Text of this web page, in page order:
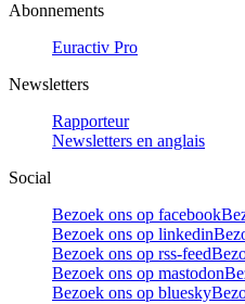
Abonnements
Euractiv Pro
Newsletters
Rapporteur
Newsletters en anglais
Social
Bezoek ons op facebook
Bezoek ons op linkedin
Bezoek ons op rss-feed
Bezoek ons op mastodon
Bezoek ons op bluesky